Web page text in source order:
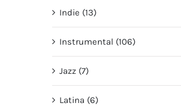
Indie (13)
Instrumental (106)
Jazz (7)
Latina (6)